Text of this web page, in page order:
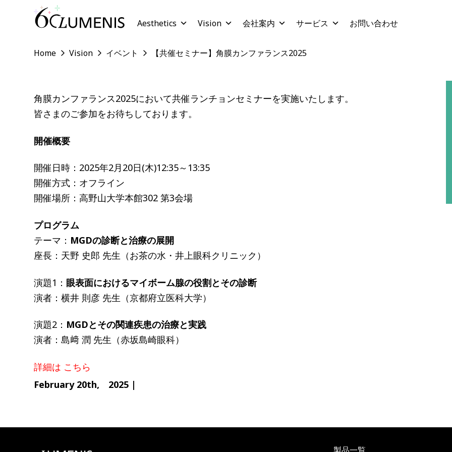
Aesthetics Vision 会社案内 サービス お問い合わせ
Home Vision イベント 【共催セミナー】角膜カンファランス2025
角膜カンファランス2025において共催ランチョンセミナーを実施いたします。
皆さまのご参加をお待ちしております。
開催概要
開催日時：2025年2月20日(木)12:35～13:35
開催方式：オフライン
開催場所：高野山大学本館302 第3会場
プログラム
テーマ： MGDの診断と治療の展開
座長：天野 史郎 先生（お茶の水・井上眼科クリニック）
演題1： 眼表面におけるマイボーム腺の役割とその診断
演者：横井 則彦 先生（京都府立医科大学）
演題2： MGDとその関連疾患の治療と実践
演者：島﨑 潤 先生（赤坂島崎眼科）
詳細は こちら
February 20th, 2025 |